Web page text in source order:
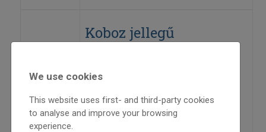
Koboz jellegű
megtanulni kobzozni!
2006
2006/1
We use cookies
This website uses first- and third-party cookies
to analyse and improve your browsing
experience.